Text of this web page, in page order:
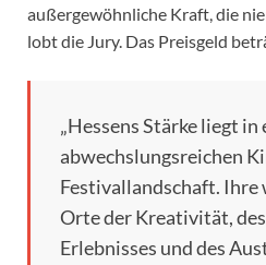
außergewöhnliche Kraft, die
lobt die Jury. Das Preisgeld
„Hessens Stärke liegt in
abwechslungsreichen
Festivallandschaft. Ihre
Orte der Kreativität,
Erlebnisses und des